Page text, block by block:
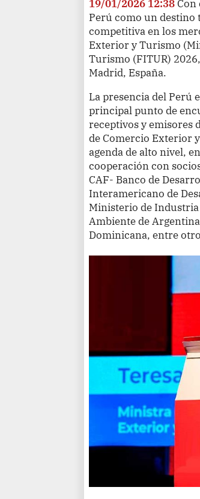
19/01/2026 12:38Con
Perú como un
competitiva en los
Exterior y Turismo
Turismo (FITUR)
Madrid, España.
La presencia del Perú
principal punto de
receptivos y emisores
de Comercio Exterior
agenda de alto nivel,
cooperación con
CAF- Banco de
Interamericano de
Ministerio de Industria
Ambiente de
Dominicana, entre